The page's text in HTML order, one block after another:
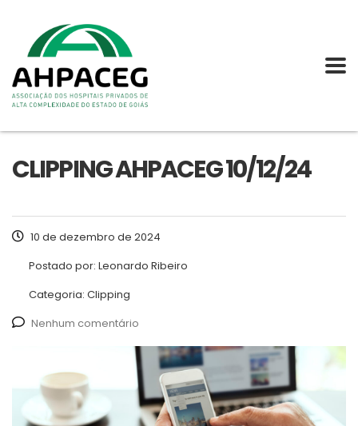
CLIPPING AHPACEG 10/12/24
10 de dezembro de 2024
Postado por: Leonardo Ribeiro
Categoria: Clipping
Nenhum comentário